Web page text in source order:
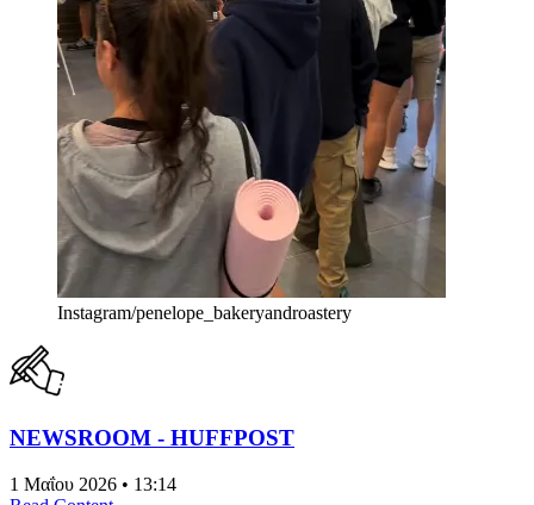
Instagram/penelope_bakeryandroastery
NEWSROOM - HUFFPOST
1 Μαΐου 2026 • 13:14